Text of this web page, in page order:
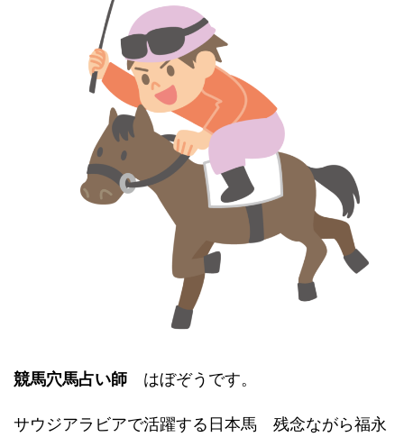
競馬穴馬占い師 はぼぞうです。
サウジアラビアで活躍する日本馬 残念ながら福永